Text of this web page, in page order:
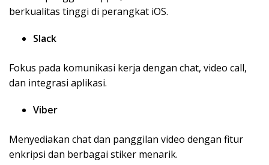
berkualitas tinggi di perangkat iOS.
Slack
Fokus pada komunikasi kerja dengan chat, video call,
dan integrasi aplikasi.
Viber
Menyediakan chat dan panggilan video dengan fitur
enkripsi dan berbagai stiker menarik.